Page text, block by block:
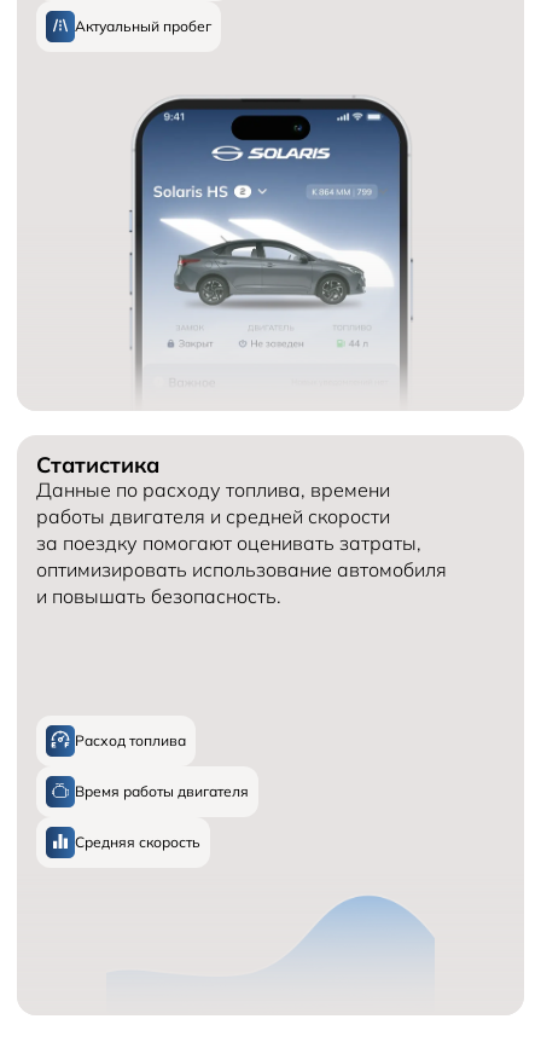
Актуальный пробег
Статистика
Данные по расходу топлива, времени
работы двигателя и средней скорости
за поездку помогают оценивать затраты,
оптимизировать использование автомобиля
и повышать безопасность.
Расход топлива
Время работы двигателя
Средняя скорость